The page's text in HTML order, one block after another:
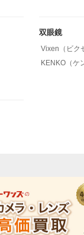
双眼鏡
Vixen（ビク
KENKO（ケ